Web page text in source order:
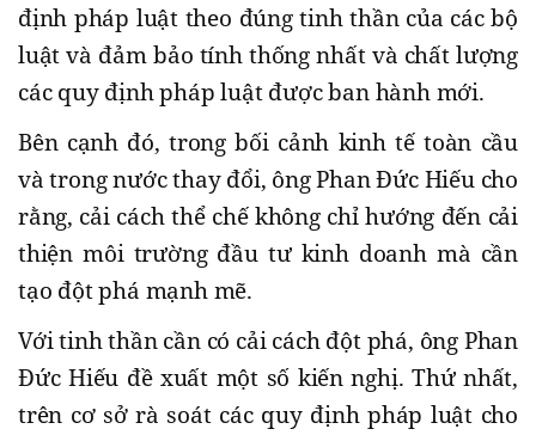
định pháp luật theo đúng tinh thần của các bộ
luật và đảm bảo tính thống nhất và chất lượng
các quy định pháp luật được ban hành mới.
Bên cạnh đó, trong bối cảnh kinh tế toàn cầu
và trong nước thay đổi, ông Phan Đức Hiếu cho
rằng, cải cách thể chế không chỉ hướng đến cải
thiện môi trường đầu tư kinh doanh mà cần
tạo đột phá mạnh mẽ.
Với tinh thần cần có cải cách đột phá, ông Phan
Đức Hiếu đề xuất một số kiến nghị. Thứ nhất,
trên cơ sở rà soát các quy định pháp luật cho